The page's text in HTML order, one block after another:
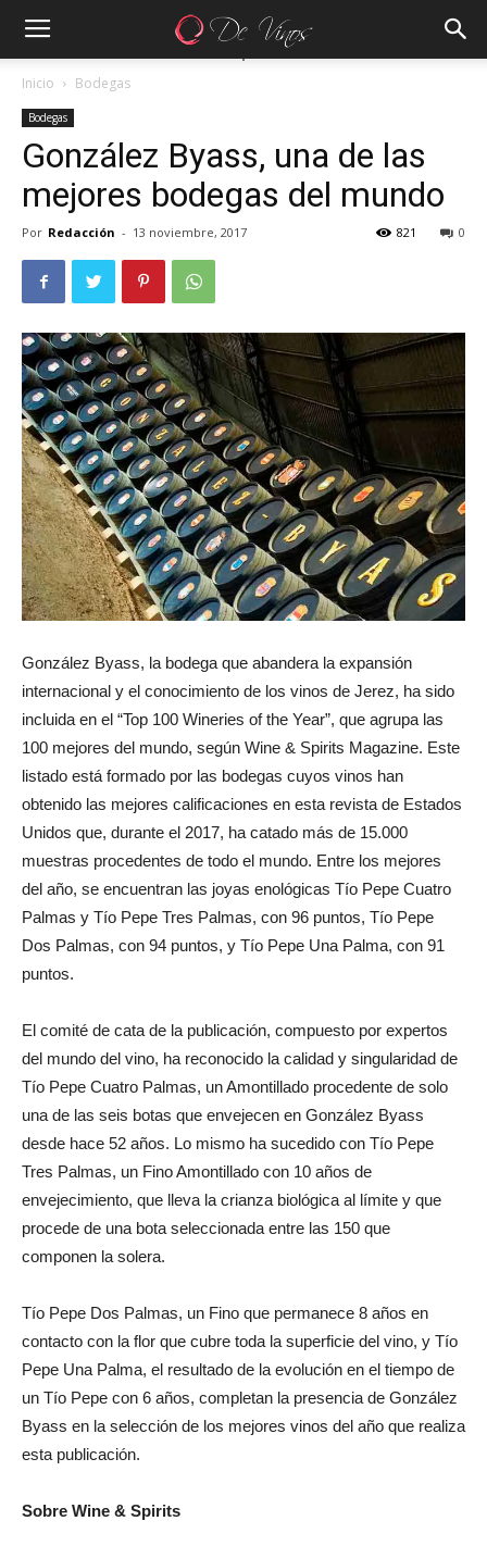
Inicio Bodegas
Bodegas
González Byass, una de las
mejores bodegas del mundo
Por Redacción - 13 noviembre, 2017 0
821
González Byass, la bodega que abandera la expansión
internacional y el conocimiento de los vinos de Jerez, ha sido
incluida en el “Top 100 Wineries of the Year”, que agrupa las
100 mejores del mundo, según Wine & Spirits Magazine. Este
listado está formado por las bodegas cuyos vinos han
obtenido las mejores calificaciones en esta revista de Estados
Unidos que, durante el 2017, ha catado más de 15.000
muestras procedentes de todo el mundo. Entre los mejores
del año, se encuentran las joyas enológicas Tío Pepe Cuatro
Palmas y Tío Pepe Tres Palmas, con 96 puntos, Tío Pepe
Dos Palmas, con 94 puntos, y Tío Pepe Una Palma, con 91
puntos.
El comité de cata de la publicación, compuesto por expertos
del mundo del vino, ha reconocido la calidad y singularidad de
Tío Pepe Cuatro Palmas, un Amontillado procedente de solo
una de las seis botas que envejecen en González Byass
desde hace 52 años. Lo mismo ha sucedido con Tío Pepe
Tres Palmas, un Fino Amontillado con 10 años de
envejecimiento, que lleva la crianza biológica al límite y que
procede de una bota seleccionada entre las 150 que
componen la solera.
Tío Pepe Dos Palmas, un Fino que permanece 8 años en
contacto con la flor que cubre toda la superficie del vino, y Tío
Pepe Una Palma, el resultado de la evolución en el tiempo de
un Tío Pepe con 6 años, completan la presencia de González
Byass en la selección de los mejores vinos del año que realiza
esta publicación.
Sobre Wine & Spirits